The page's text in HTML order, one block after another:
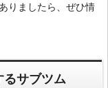
りましたら、ぜひ情
るサブツム